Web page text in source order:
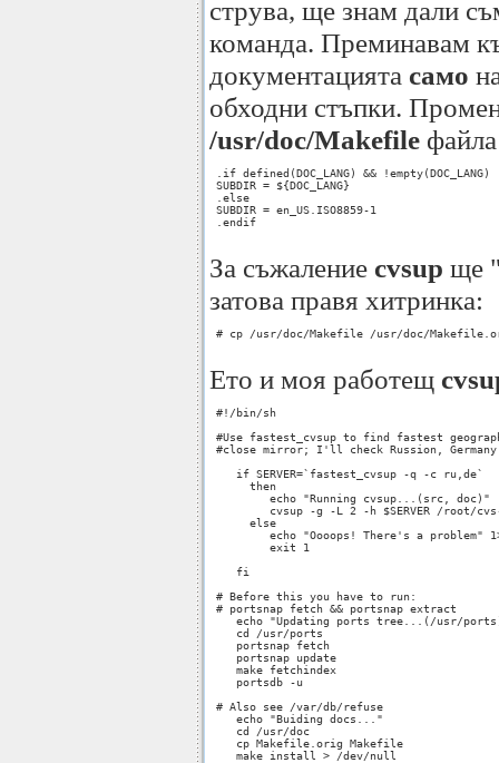
струва, ще знам дали
команда. Преминавам
документацията само
обходни стъпки.
/usr/doc/Makefile
.if defined(DOC_LANG) && !empty(DOC_LANG)
SUBDIR = ${DOC_LANG}
.else
SUBDIR = en_US.ISO8859-1
.endif
За съжаление cvsup ще
затова правя хитринка:
# cp /usr/doc/Makefile /usr/doc/
Ето и моя работещ
#!/bin/sh
#Use fastest_cvsup to find fastest
#close mirror; I'll check Russion, Germany
    if SERVER=`fastest_cvsup -q -c ru,de`
      then
         echo "Running cvsup...(src, doc)"
cvsup -g -L 2 -h $SERVER /root/
      else
echo "Oooops! There's a problem"
         exit 1
    fi
# Before this you have to run:
# portsnap fetch && portsnap extract
echo "Updating ports tree...(/usr/
    cd /usr/ports
    portsnap fetch
    portsnap update
    make fetchindex
    portsdb -u
# Also see /var/db/refuse
    echo "Buiding docs..."
    cd /usr/doc
    cp Makefile.orig Makefile
    make install > /dev/null